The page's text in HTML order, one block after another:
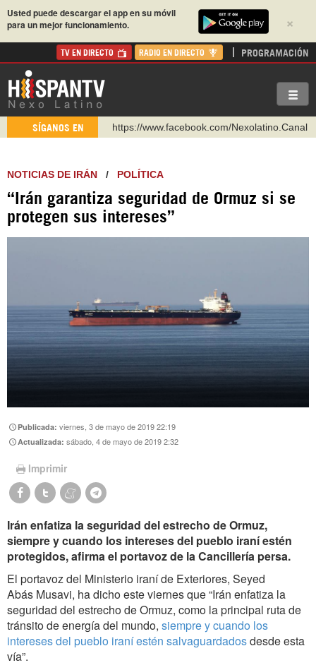
×
Usted puede descargar el app en su móvil
para un mejor funcionamiento.
TV EN DIRECTO RADIO EN DIRECTO PROGRAMACIÓN
SÍGANOS EN
https://www.facebook.com/Nexolatino.Canal
http://twitter.com/nexo_latino
https://t.me/hispantvcanal
https://urmedium.com/c/hispantv
NOTICIAS DE IRÁN / POLÍTICA
“Irán garantiza seguridad de Ormuz si se
protegen sus intereses”
Publicada:viernes, 3 de mayo de 2019 22:19
Actualizada:sábado, 4 de mayo de 2019 2:32
Imprimir
Irán enfatiza la seguridad del estrecho de Ormuz,
siempre y cuando los intereses del pueblo iraní estén
protegidos, afirma el portavoz de la Cancillería persa.
El portavoz del Ministerio iraní de Exteriores, Seyed
Abás Musavi, ha dicho este viernes que “Irán enfatiza la
seguridad del estrecho de Ormuz, como la principal ruta de
tránsito de energía del mundo, siempre y cuando los
intereses del pueblo iraní estén salvaguardadosdesde esta
vía”.